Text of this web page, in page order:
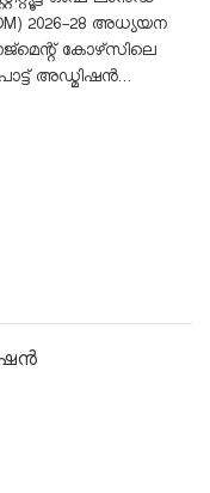
2026-28 അധ്യയന
കോഴ്‌സിലെ
അഡ്മിഷൻ…